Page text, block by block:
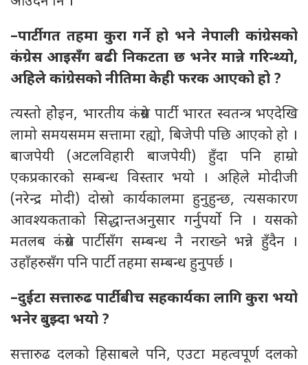
–पार्टीगत तहमा कुरा गर्ने हो भने नेपाली कांग्रेसको
कंग्रेस आइसँग बढी निकटता छ भनेर मान्ने गरिन्थ्यो,
अहिले कांग्रेसको नीतिमा केही फरक आएको हो ?
त्यस्तो होेइन, भारतीय कंग्रेस पार्टी भारत स्वतन्त्र भएदेखि
लामो समयसमम सत्तामा रह्यो, बिजेपी पछि आएको हो ।
बाजपेयी (अटलविहारी बाजपेयी) हुँदा पनि हाम्रो
एकप्रकारको सम्बन्ध विस्तार भयो । अहिले मोदीजी
(नरेन्द्र मोदी) दोस्रो कार्यकालमा हुनुहुन्छ, त्यसकारण
आवश्यकताको सिद्धान्तअनुसार गर्नुपर्यो नि । यसको
मतलब कंग्रेस पार्टीसँग सम्बन्ध नै नराख्ने भन्ने हुँदैन ।
उहाँहरुसँग पनि पार्टी तहमा सम्बन्ध हुनुपर्छ ।
–दुईटा सत्तारुढ पार्टीबीच सहकार्यका लागि कुरा भयो
भनेर बुझ्दा भयो ?
सत्तारुढ दलको हिसाबले पनि, एउटा महत्वपूर्ण दलको